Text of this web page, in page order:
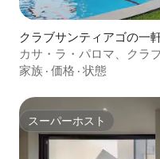
クラブサンティアゴの一
カサ・ラ・パロマ、クラ
ョ、コル。
家族 · 価格 · 状態
スーパーホスト
スーパーホスト